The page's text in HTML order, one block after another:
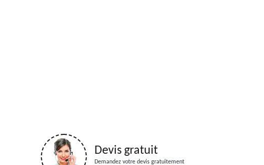
Devis gratuit
Demandez votre devis gratuitement